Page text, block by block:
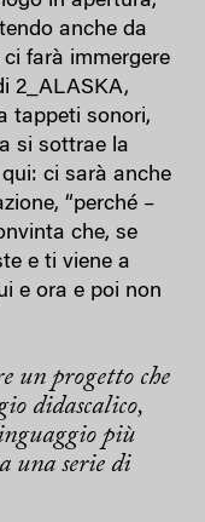
anche da
farà immergere
2_ALASKA,
tappeti sonori,
si sottrae la
ci sarà anche
“perché –
che, se
e ti viene a
e ora e poi non
un progetto che
didascalico,
più
una serie di